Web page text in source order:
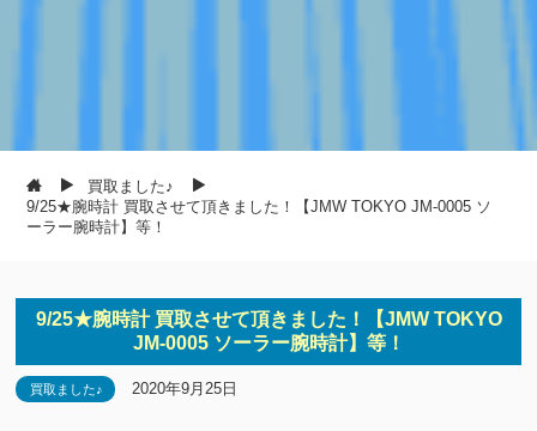
買取ました♪
9/25★腕時計 買取させて頂きました！【JMW TOKYO JM-0005 ソ
ーラー腕時計】等！
9/25★腕時計 買取させて頂きました！【JMW TOKYO
JM-0005 ソーラー腕時計】等！
買取ました♪ 2020年9月25日